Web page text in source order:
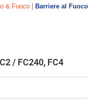
& Fuoco | Barriere al Fuoco
/ FC240, FC4